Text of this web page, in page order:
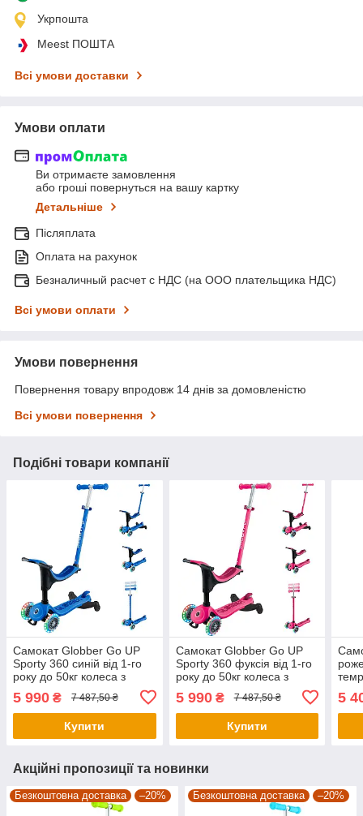
Укрпошта
Meest ПОШТА
Всі умови доставки
Умови оплати
Ви отримаєте замовлення
або гроші повернуться на вашу картку
Детальніше
Післяплата
Оплата на рахунок
Безналичный расчет с НДС (на ООО плательщика НДС)
Всі умови оплати
Умови повернення
Повернення товару впродовж 14 днів за домовленістю
Всі умови повернення
Подібні товари компанії
Самокат Globber Go UP
Sporty 360 синій від 1-го
року до 50кг колеса з
5 990 ₴ 7 487,50 ₴
Купити
Самокат Globber Go UP
Sporty 360 фуксія від 1-го
року до 50кг колеса з
5 990₴ 7 487,50 ₴
Купити
5
Акційні пропозиції та новинки
Безкоштовна доставка –20% Безкоштовна доставка –20%